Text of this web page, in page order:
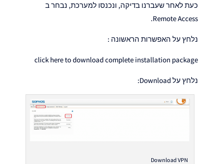
כעת לאחר שעברנו בדיקה, ונכנסו למערכת, נבחר ב
Remote Access.
נלחץ על האפשרות הראשונה :
click here to download complete installation package
נלחץ על Download:
Download VPN